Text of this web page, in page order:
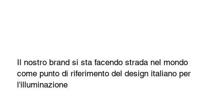
Il nostro brand si sta facendo strada nel mondo
come punto di riferimento del design italiano per
l'illuminazione